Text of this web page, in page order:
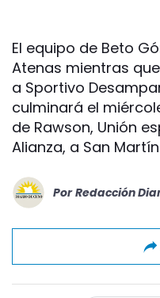
El equipo de Beto
Atenas mientras
a Sportivo
culminará el
de Rawson, Unión
Alianza, a San
Por Redacción